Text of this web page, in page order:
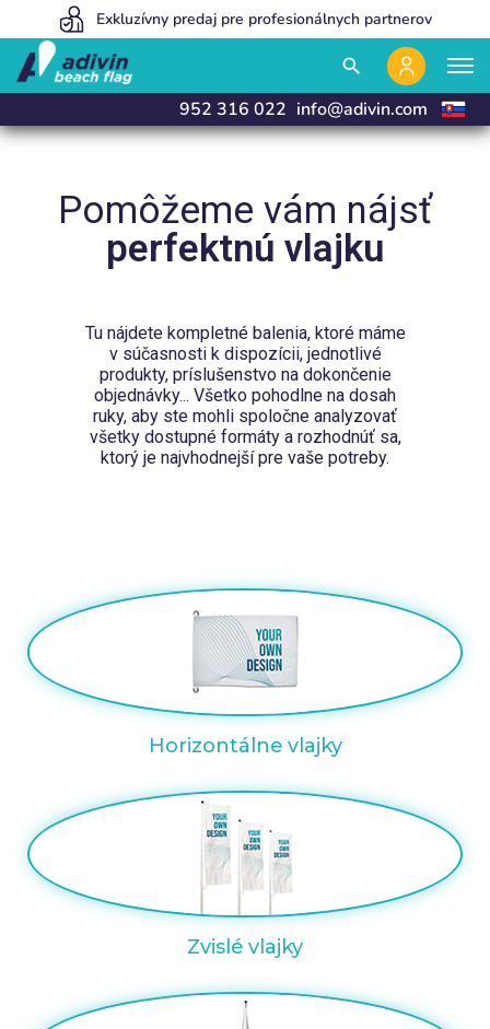
Vyrábame a dodávame do 24 hodín
Exkluzívny predaj pre profesionálnych partnerov
Naše ceny sú tak nízke, pretože predávame 100% online
search
952 316 022 info@adivin.com
Pomôžeme vám nájsť
perfektnú vlajku
Tu nájdete kompletné balenia, ktoré máme
v súčasnosti k dispozícii, jednotlivé
produkty, príslušenstvo na dokončenie
objednávky... Všetko pohodlne na dosah
ruky, aby ste mohli spoločne analyzovať
všetky dostupné formáty a rozhodnúť sa,
ktorý je najvhodnejší pre vaše potreby.
Horizontálne vlajky
Zvislé vlajky